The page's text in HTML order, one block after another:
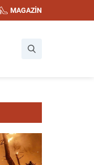
MAGAZİN